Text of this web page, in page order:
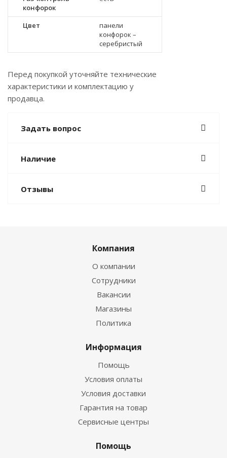
конфорок
Цвет
панели
конфорок –
серебристый
Перед покупкой уточняйте технические
характеристики и комплектацию у
продавца.
Задать вопрос
Наличие
Отзывы
Компания
О компании
Сотрудники
Вакансии
Магазины
Политика
Информация
Помощь
Условия оплаты
Условия доставки
Гарантия на товар
Сервисные центры
Помощь